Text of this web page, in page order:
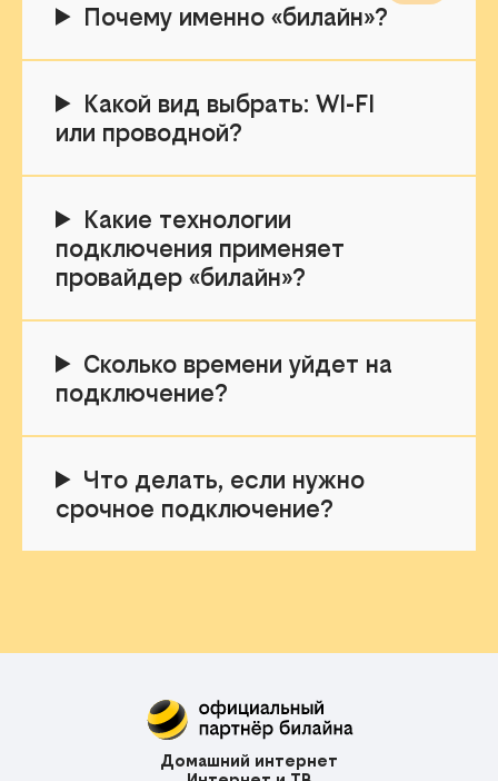
Почему именно «билайн»?
Какой вид выбрать: WI-FI
или проводной?
Какие технологии
подключения применяет
провайдер «билайн»?
Сколько времени уйдет на
подключение?
Что делать, если нужно
срочное подключение?
Домашний интернет